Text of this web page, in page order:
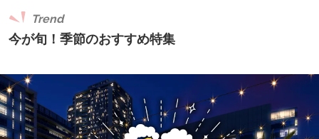
今が旬！季節のおすすめ特集
Trend